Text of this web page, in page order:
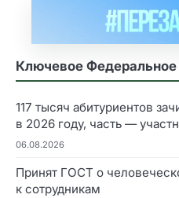
Ключевое Федеральное
117 тысяч абитуриентов
в 2026 году, часть —
06.08.2026
Принят ГОСТ о
к сотрудникам